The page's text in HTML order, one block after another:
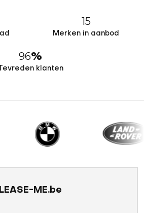
15
Merken in aanbod
96%
Tevreden klanten
LEASE-ME.be